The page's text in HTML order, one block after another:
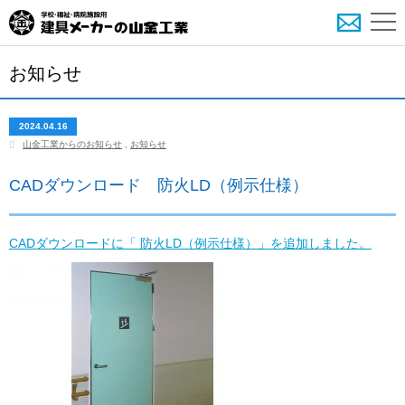
お知らせ
2024.04.16
山金工業からのお知らせ
お知らせ
CADダウンロード 防火LD（例示仕様）
CADダウンロードに「 防火LD（例示仕様）」を追加しました。